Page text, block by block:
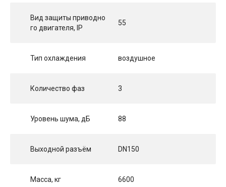
Вид защиты приводно
го двигателя, IP
55
Тип охлаждения воздушное
Количество фаз 3
Уровень шума, дБ 88
Выходной разъём DN150
Масса, кг 6600